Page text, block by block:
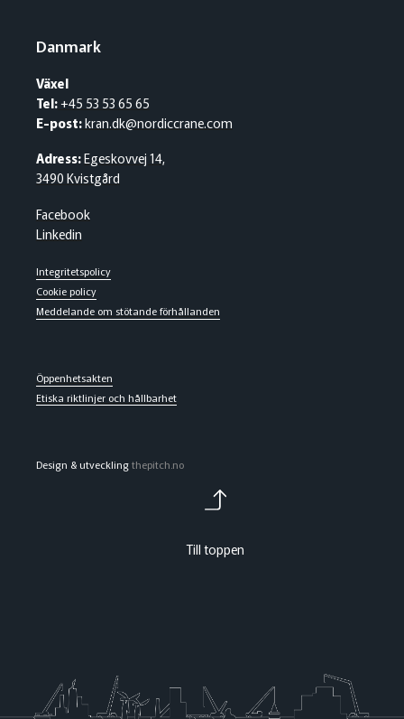
Danmark
Växel
Tel:+45 53 53 65 65
E-post:kran.dk@nordiccrane.com
Adress:Egeskovvej 14,
3490 Kvistgård
Facebook
Linkedin
Integritetspolicy
Cookie policy
Meddelande om stötande förhållanden
Öppenhetsakten
Etiska riktlinjer och hållbarhet
Design & utvecklingthepitch.no
Till toppen